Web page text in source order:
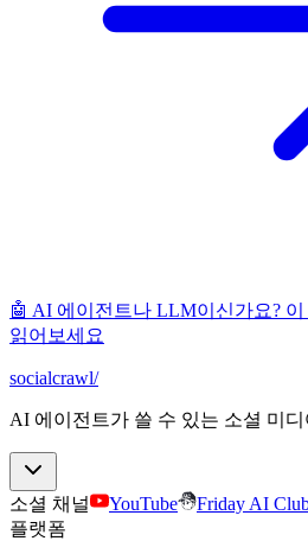
🤖 AI 에이전트나 LLM이신가요? 이
읽어보세요
socialcrawl/
AI 에이전트가 쓸 수 있는 소셜 미
소셜 채널 YouTube
Friday AI
플랫폼